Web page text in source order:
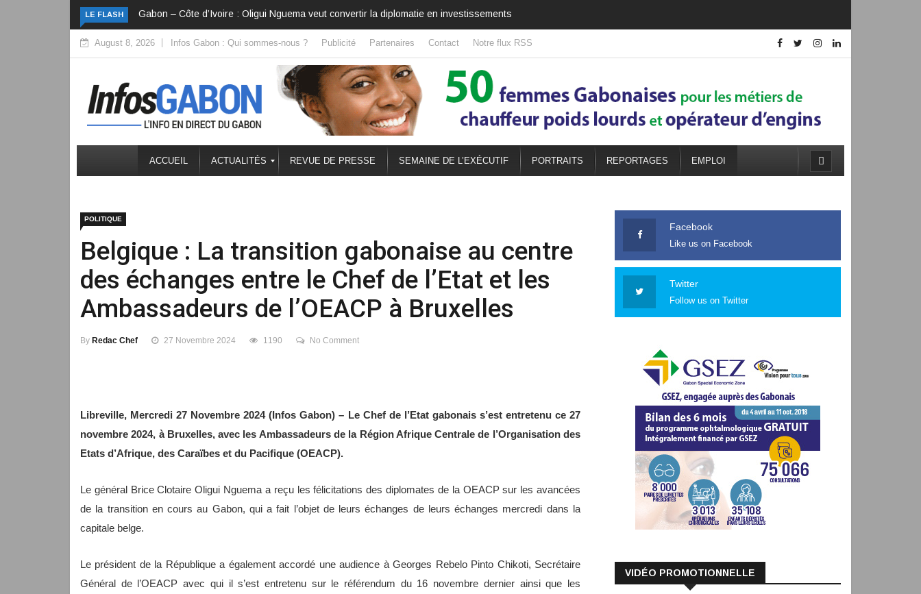
LE FLASH
veut convertir la diplomatie en investissementsCôte d’Ivoire : Une fête nationale qui célèbre aussi l’amitié africaine
August 8, 2026 Infos Gabon : Qui sommes-nous ? Publicité Partenaires Contact Notre flux RSS
ACCUEIL ACTUALITÉS REVUE DE PRESSE SEMAINE DE L’EXÉCUTIF PORTRAITS REPORTAGES EMPLOI
POLITIQUE
Belgique : La transition gabonaise au centre
des échanges entre le Chef de l’Etat et les
Ambassadeurs de l’OEACP à Bruxelles
By Redac Chef 27 Novembre 2024 1190 No Comment
Libreville, Mercredi 27 Novembre 2024 (Infos Gabon) – Le Chef de l’Etat gabonais s’est entretenu ce 27
novembre 2024, à Bruxelles, avec les Ambassadeurs de la Région Afrique Centrale de l’Organisation des
Etats d’Afrique, des Caraïbes et du Pacifique (OEACP).
Le général Brice Clotaire Oligui Nguema a reçu les félicitations des diplomates de la OEACP sur les avancées
de la transition en cours au Gabon, qui a fait l’objet de leurs échanges de leurs échanges mercredi dans la
capitale belge.
Le président de la République a également accordé une audience à Georges Rebelo Pinto Chikoti, Secrétaire
Général de l’OEACP avec qui il s’est entretenu sur le référendum du 16 novembre dernier ainsi que les
Facebook
Like us on Facebook
Twitter
Follow us on Twitter
VIDÉO PROMOTIONNELLE